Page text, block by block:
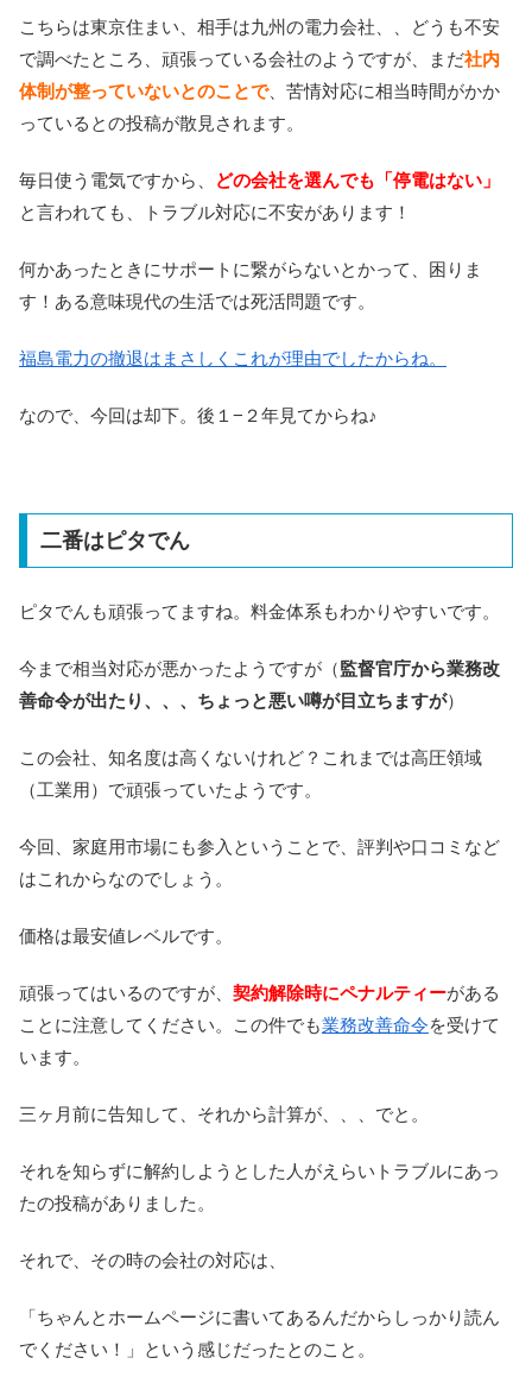
こちらは東京住まい、相手は九州の電力会社、、どうも不安
で調べたところ、頑張っている会社のようですが、まだ社内
体制が整っていないとのことで、苦情対応に相当時間がかか
っているとの投稿が散見されます。
毎日使う電気ですから、
どの会社を選んでも「停電はない」
と言われても、トラブル対応に不安があります！
何かあったときにサポートに繋がらないとかって、困りま
す！ある意味現代の生活では死活問題です。
福島電力の撤退はまさしくこれが理由でしたからね。
なので、今回は却下。後１−２年見てからね♪
二番はピタでん
ピタでんも頑張ってますね。料金体系もわかりやすいです。
今まで相当対応が悪かったようですが（監督官庁から業務改
善命令が出たり、、、ちょっと悪い噂が目立ちますが）
この会社、知名度は高くないけれど？これまでは高圧領域
（工業用）で頑張っていたようです。
今回、家庭用市場にも参入ということで、評判や口コミなど
はこれからなのでしょう。
価格は最安値レベルです。
頑張ってはいるのですが、 契約解除時にペナルティーがある
ことに注意してください。この件でも業務改善命令を受けて
います。
三ヶ月前に告知して、それから計算が、、、でと。
それを知らずに解約しようとした人がえらいトラブルにあっ
たの投稿がありました。
それで、その時の会社の対応は、
「ちゃんとホームページに書いてあるんだからしっかり読ん
でください！」という感じだったとのこと。